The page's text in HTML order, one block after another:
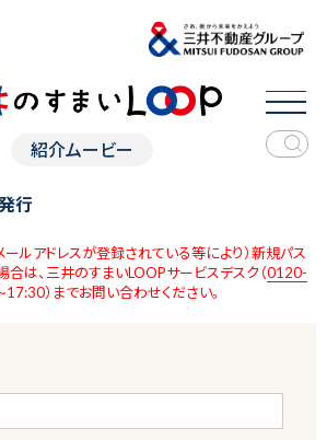
紹介ムービー
行
ールアドレスが登録されている等により）新規パス
は、三井のすまいLOOPサービスデスク（0120-
）までお問い合わせください。